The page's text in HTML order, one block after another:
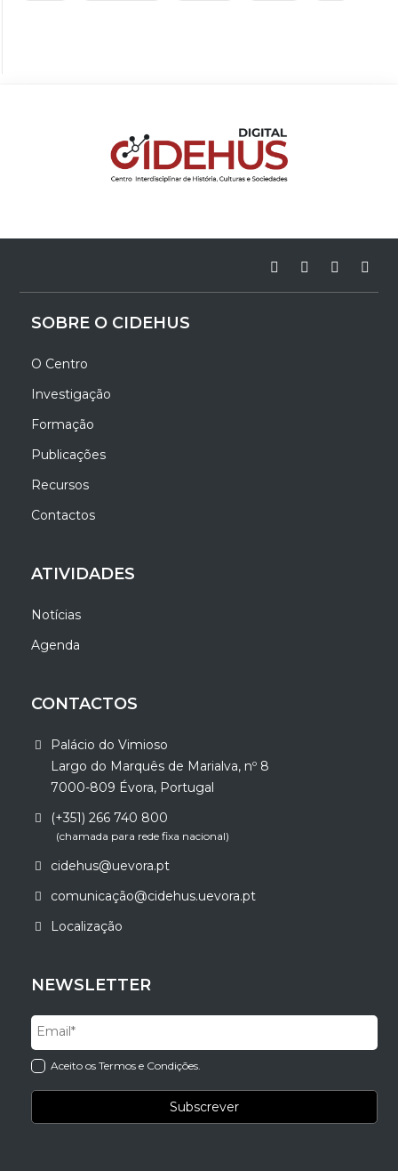
SOBRE O CIDEHUS
O Centro
Investigação
Formação
Publicações
Recursos
Contactos
ATIVIDADES
Notícias
Agenda
CONTACTOS
Palácio do Vimioso
Largo do Marquês de Marialva, nº 8
7000-809 Évora, Portugal
(+351) 266 740 800
(chamada para rede fixa nacional)
cidehus@uevora.pt
comunicação@cidehus.uevora.pt
Localização
NEWSLETTER
Aceito os Termos e Condições.